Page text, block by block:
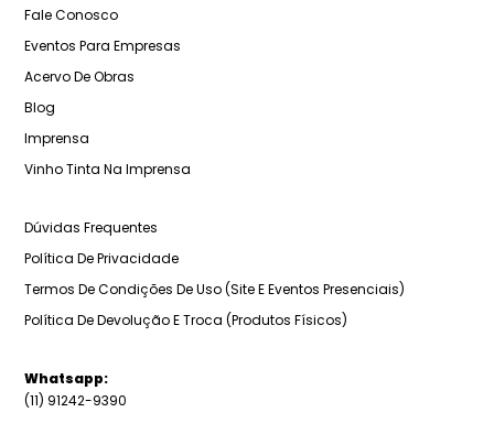
Fale Conosco
Eventos Para Empresas
Acervo De Obras
Blog
Imprensa
Vinho Tinta Na Imprensa
Dúvidas Frequentes
Política De Privacidade
Termos De Condições De Uso (Site E Eventos Presenciais)
Política De Devolução E Troca (Produtos Físicos)
Whatsapp:
(11) 91242-9390